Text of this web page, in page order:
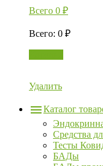
Всего 0 ₽
Всего: 0 ₽
Удалить
Каталог
Средства
Тесты
БАДы